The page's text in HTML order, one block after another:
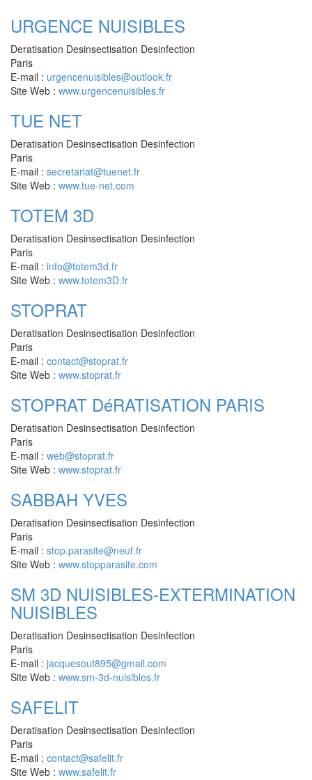
URGENCE NUISIBLES
Deratisation Desinsectisation Desinfection
Paris
E-mail : urgencenuisibles@outlook.fr
Site Web : www.urgencenuisibles.fr
TUE NET
Deratisation Desinsectisation Desinfection
Paris
E-mail : secretariat@tuenet.fr
Site Web : www.tue-net.com
TOTEM 3D
Deratisation Desinsectisation Desinfection
Paris
E-mail : info@totem3d.fr
Site Web : www.totem3D.fr
STOPRAT
Deratisation Desinsectisation Desinfection
Paris
E-mail : contact@stoprat.fr
Site Web : www.stoprat.fr
STOPRAT DéRATISATION PARIS
Deratisation Desinsectisation Desinfection
Paris
E-mail : web@stoprat.fr
Site Web : www.stoprat.fr
SABBAH YVES
Deratisation Desinsectisation Desinfection
Paris
E-mail : stop.parasite@neuf.fr
Site Web : www.stopparasite.com
SM 3D NUISIBLES-EXTERMINATION
NUISIBLES
Deratisation Desinsectisation Desinfection
Paris
E-mail : jacquesout895@gmail.com
Site Web : www.sm-3d-nuisibles.fr
SAFELIT
Deratisation Desinsectisation Desinfection
Paris
E-mail : contact@safelit.fr
Site Web : www.safelit.fr